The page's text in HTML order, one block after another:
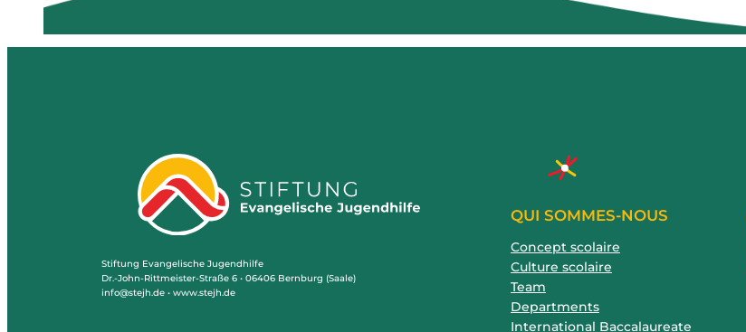
Stiftung Evangelische Jugendhilfe
Dr.-John-Rittmeister-Straße 6 • 06406 Bernburg (Saale)
info@stejh.de • www.stejh.de
QUI SOMMES-NOUS
Concept scolaire
Culture scolaire
Team
Departments
International Baccalaureate